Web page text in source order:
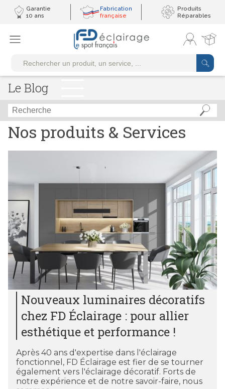
Garantie
10 ans
Fabrication
française
Produits
Réparables
Le Blog
Nos produits & Services
Nouveaux luminaires décoratifs
chez FD Éclairage : pour allier
esthétique et performance !
Après 40 ans d'expertise dans l'éclairage
fonctionnel, FD Éclairage est fier de se tourner
également vers l'éclairage décoratif. Forts de
notre expérience et de notre savoir-faire, nous